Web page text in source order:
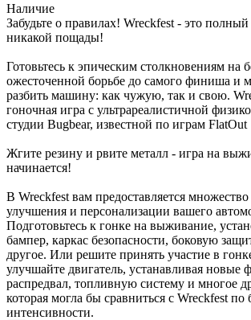
Наличие
Забудьте о правилах! Wreckfest - это полный
никакой пощады!
Готовьтесь к эпическим столкновениям на
ожесточенной борьбе до самого финиша и
разбить машину: как чужую, так и свою.
гоночная игра с ультрареалистичной
студии Bugbear, известной по играм
Жгите резину и рвите металл - игра на
начинается!
В Wreckfest вам предоставляется
улучшения и персонализации вашего
Подготовьтесь к гонке на выживание,
бампер, каркас безопасности, боковую
другое. Или решите принять участие в
улучшайте двигатель, устанавливая новые
распредвал, топливную систему и многое
которая могла бы сравниться с Wreckfest по
интенсивности.